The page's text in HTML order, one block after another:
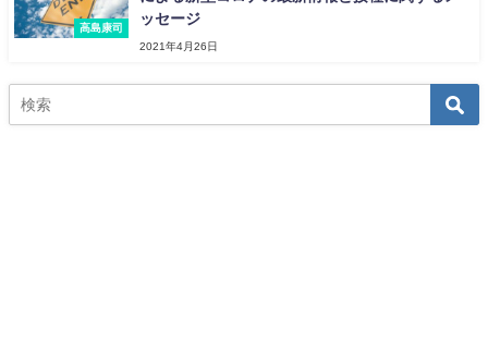
高島康司
ッセージ
2021年4月26日